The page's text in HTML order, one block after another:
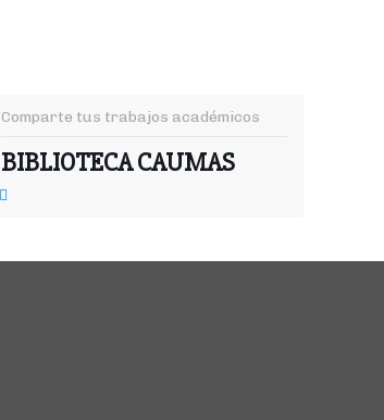
Comparte tus trabajos académicos
BIBLIOTECA CAUMAS